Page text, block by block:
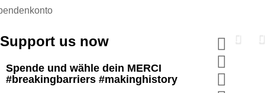
Support us now
Spende und wähle dein MERCI
#breakingbarriers #makinghistory